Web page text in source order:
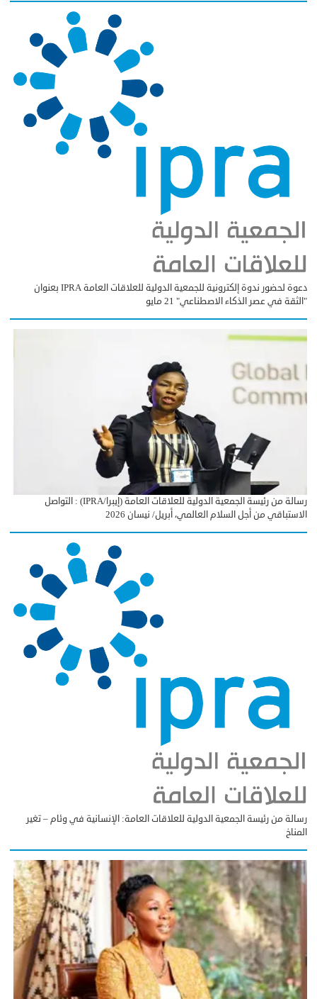
دعوة لحضور ندوة إلكترونية للجمعية الدولية للعلاقات العامة IPRA بعنوان
"الثقة في عصر الذكاء الاصطناعي" 21 مايو
رسالة من رئيسة الجمعية الدولية للعلاقات العامة (إيبرا/IPRA) : التواصل
الاستباقي من أجل السلام العالمي، أبريل/ نيسان 2026
رسالة من رئيسة الجمعية الدولية للعلاقات العامة: الإنسانية في وئام – تغير
المناخ